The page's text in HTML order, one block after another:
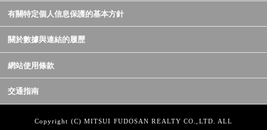
有關特定個人信息保護的基本方針
關於數據與連結的履歷
網站使用條款
交通指南
Copyright (C) MITSUI FUDOSAN REALTY CO.,LTD. ALL